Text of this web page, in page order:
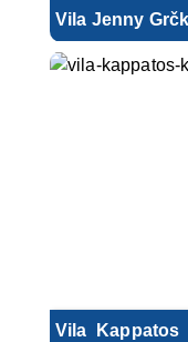
Vila Jenny
Vila